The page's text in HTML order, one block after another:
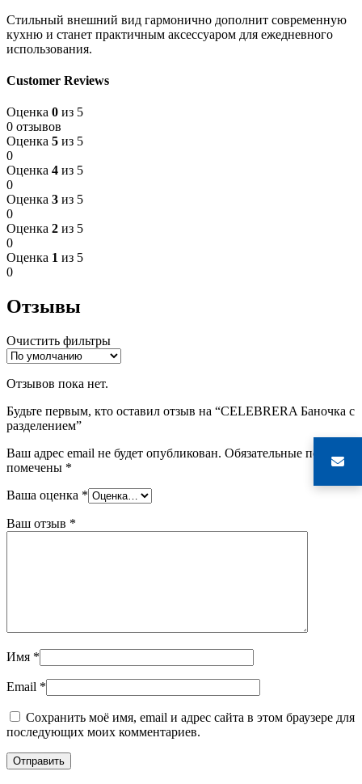
Стильный внешний вид гармонично дополнит современную
кухню и станет практичным аксессуаром для ежедневного
использования.
Customer Reviews
Оценка 0 из 5
0 отзывов
Оценка 5 из 5
0
Оценка 4 из 5
0
Оценка 3 из 5
0
Оценка 2 из 5
0
Оценка 1 из 5
0
Отзывы
Очистить фильтры
Отзывов пока нет.
Будьте первым, кто оставил отзыв на “CELEBRERA Баночка с
разделением”
Ваш адрес email не будет опубликован. Обязательные поля
помечены *
Ваша оценка *
Ваш отзыв *
Имя *
Email *
Сохранить моё имя, email и адрес сайта в этом браузере для
последующих моих комментариев.